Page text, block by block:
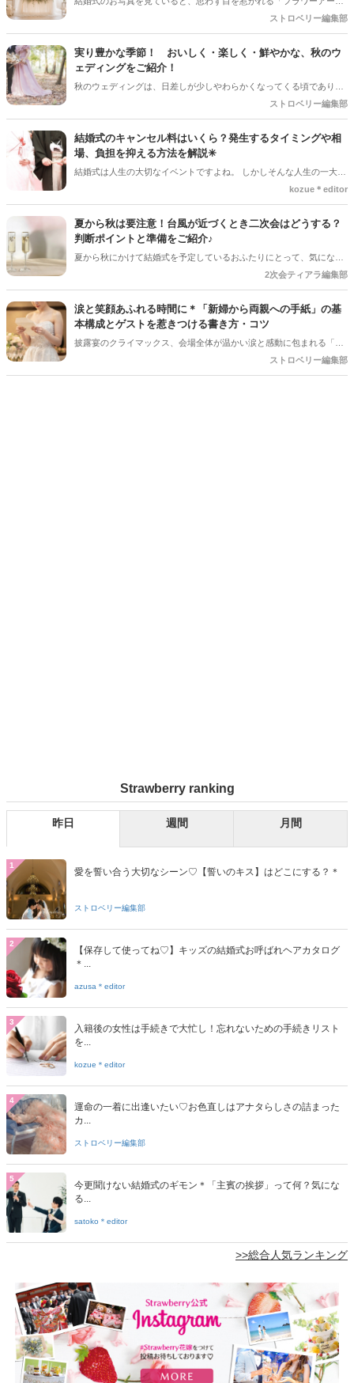
チ」♡ お花をたっぷり使ったアーチはもちろん、チュールやフレーム
るコーディネートが人気を集めています♪ 挙式会場や高砂、ウエルカ
ムスペース、フォトブースなど、さまざまな場所で取り入れられるの
も魅力のひとつ＊ 今回は、フラワーアーチの魅力や、おしゃれなアレ
ンジアイデアをご紹介します♡
ストロベリー編集部
実り豊かな季節！ おいしく・楽しく・鮮やかな、秋のウ
ェディングをご紹介！
秋のウェディングは、日差しが少しやわらかくなってくる頃であり、
色々なことへの行動的がみなぎってくる季節。同時に、おいしいもの
クして準備を進めましょう♪
ストロベリー編集部
結婚式のキャンセル料はいくら？発生するタイミングや相
場、負担を抑える方法を解説✳︎
結婚式は人生の大切なイベントですよね。 しかしそんな人生の一大イ
ベントでも、やむを得ない事情で延期や中止、キャンセルを検討しな
ンセル料」です。 「いつからキャンセル料がかかるの？」「全額支払
わないといけないの？」と不安に思う方も多いでしょう。 この記事で
は、結婚式のキャンセル料が発生するタイミングや相場、負担を抑え
る方法についてわかりやすく解説します。
kozue＊editor
夏から秋は要注意！台風が近づくとき二次会はどうする？
判断ポイントと準備をご紹介♪
夏から秋にかけて結婚式を予定しているおふたりにとって、気になる
のが台風の影響。 結婚式は予定通り開催できそうだけど、「二次会は
むケースも少なくありません＊ 今回は、台風が近づいているときに二
次会を開催するか判断するポイントや、事前に準備しておきたいこと
をご紹介します＊
2次会ティアラ編集部
涙と笑顔あふれる時間に＊「新婦から両親への手紙」の基
本構成とゲストを惹きつける書き方・コツ
披露宴のクライマックス、会場全体が温かい涙と感動に包まれる「新
婦からご両親への手紙」。結婚式準備の終盤、「何から書き始めれば
ストロベリー編集部
Strawberry ranking
昨日 週間 月間
1
愛を誓い合う大切なシーン♡【誓いのキス】はどこにする？＊
ストロベリー編集部
2
【保存して使ってね♡】キッズの結婚式お呼ばれヘアカタログ
＊...
azusa＊editor
3
入籍後の女性は手続きで大忙し！忘れないための手続きリスト
を...
kozue＊editor
4
運命の一着に出逢いたい♡お色直しはアナタらしさの詰まった
カ...
ストロベリー編集部
5
今更聞けない結婚式のギモン＊「主賓の挨拶」って何？気にな
る...
satoko＊editor
>>総合人気ランキング